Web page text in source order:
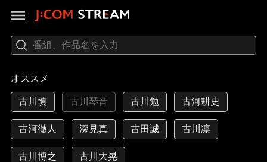
オススメ
古川慎 古川琴音 古川勉 古河耕史
古河徹人 深見真 古田誠 古川凛
古川博之 古川大晃